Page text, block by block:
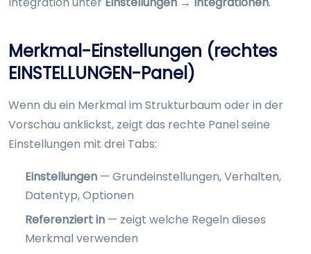
Merkmal-Einstellungen (rechtes
EINSTELLUNGEN-Panel)
Wenn du ein Merkmal im Strukturbaum oder in der
Vorschau anklickst, zeigt das rechte Panel seine
Einstellungen mit drei Tabs:
Einstellungen — Grundeinstellungen, Verhalten,
Datentyp, Optionen
Referenziert in — zeigt welche Regeln dieses
Merkmal verwenden